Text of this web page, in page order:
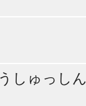
しゅっしん